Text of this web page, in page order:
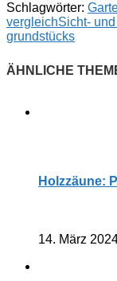
Schlagwörter:
vergleichSicht-
grundstücks
Holzzäune:
14. März